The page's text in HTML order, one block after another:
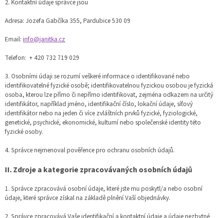
2. Kontaktní údaje správce jsou
Adresa: Jozefa Gabčíka 355, Pardubice 530 09
Email: info@janitka.cz
Telefon: + 420 732 719 029
3. Osobními údaji se rozumí veškeré informace o identifikované nebo
identifikovatelné fyzické osobě; identifikovatelnou fyzickou osobou je fyzická
osoba, kterou lze přímo či nepřímo identifikovat, zejména odkazem na určitý
identifikátor, například jméno, identifikační číslo, lokační údaje, síťový
identifikátor nebo na jeden či více zvláštních prvků fyzické, fyziologické,
genetické, psychické, ekonomické, kulturní nebo společenské identity této
fyzické osoby.
4. Správce nejmenoval pověřence pro ochranu osobních údajů.
II.Zdroje a kategorie zpracovávaných osobních údajů
1. Správce zpracovává osobní údaje, které jste mu poskytl/a nebo osobní
údaje, které správce získal na základě plnění Vaší objednávky.